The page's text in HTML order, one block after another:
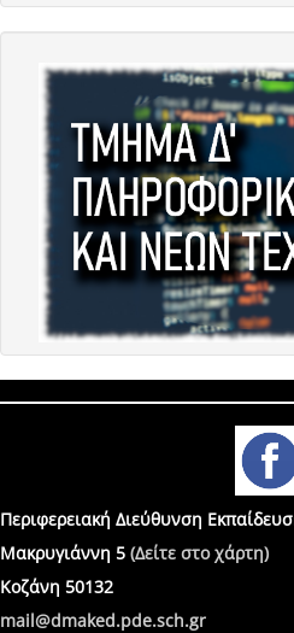
Περιφερειακή Διεύθυνση
Μακρυγιάννη 5 (Δείτε στο χάρτη)
Κοζάνη 50132
mail@dmaked.pde.sch.gr